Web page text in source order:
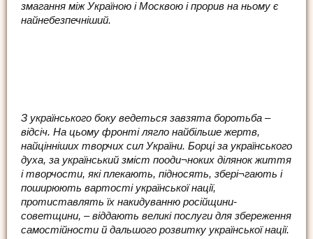
змагання між Україною і Москвою і прорив на ньому є
найнебезпечніший.
З українського боку ведеться завзята боротьба –
відсіч. На цьому фронті лягло найбільше жертв,
найцінніших творчих сил України. Борці за українського
духа, за український зміст пооди¬ноких ділянок життя
і творчости, які плекають, підносять, збері¬гають і
поширюють вартості української нації,
протиставлять їх накидуванню російщини-
советщини, – віддають великі послуги для збереження
самостійности й дальшого розвитку української нації.